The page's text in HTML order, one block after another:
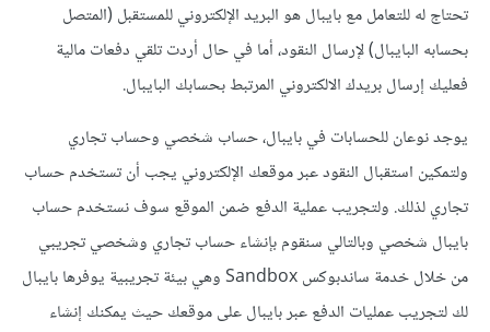
تحتاج له للتعامل مع بايبال هو البريد الإلكتروني للمستقبل (المتصل
بحسابه البايبال) لإرسال النقود، أما في حال أردت تلقي دفعات مالية
فعليك إرسال بريدك الالكتروني المرتبط بحسابك البايبال.
يوجد نوعان للحسابات في بايبال، حساب شخصي وحساب تجاري
ولتمكين استقبال النقود عبر موقعك الإلكتروني يجب أن تستخدم حساب
تجاري لذلك. ولتجريب عملية الدفع ضمن الموقع سوف نستخدم حساب
بايبال شخصي وبالتالي سنقوم بإنشاء حساب تجاري وشخصي تجريبي
من خلال خدمة ساندبوكس Sandbox وهي بيئة تجريبية يوفرها بايبال
لك لتجريب عمليات الدفع عبر بايبال على موقعك حيث يمكنك إنشاء